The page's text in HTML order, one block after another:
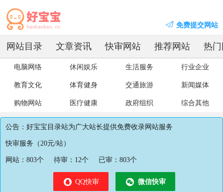
免费提交网站
网站目录 文章资讯 快审网站 推荐网站 热
电脑网络 休闲娱乐 生活服务 行业企业
教育文化 体育健身 交通旅游 新闻媒体
购物网站 医疗健康 政府组织 综合其他
公告：好宝宝目录站为广大站长提供免费收录网站服务
快审服务（20元/站）
网站： 803个 待审： 12个 已审： 803个
QQ快审 微信快审